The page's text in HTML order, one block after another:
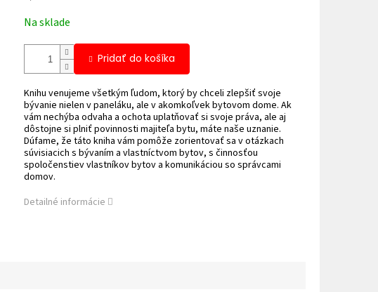
cena:
Na sklade
Pridať do košíka
Knihu venujeme všetkým ľudom, ktorý by chceli zlepšiť svoje
bývanie nielen v paneláku, ale v akomkoľvek bytovom dome. Ak
vám nechýba odvaha a ochota uplatňovať si svoje práva, ale aj
dôstojne si plniť povinnosti majiteľa bytu, máte naše uznanie.
Dúfame, že táto kniha vám pomôže zorientovať sa v otázkach
súvisiacich s bývaním a vlastníctvom bytov, s činnosťou
spoločenstiev vlastníkov bytov a komunikáciou so správcami
domov.
Detailné informácie